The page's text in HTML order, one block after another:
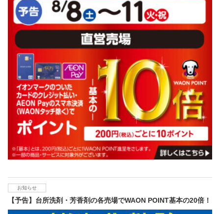
お知らせ
【予告】台所洗剤・芳香剤の各売場でWAON POINT基本の20倍！